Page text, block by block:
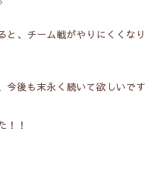
と、チーム戦がやりにくくなり
今後も末永く続いて欲しいです
！！